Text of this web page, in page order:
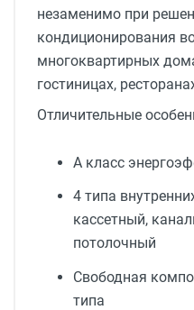
незаменимо при
кондиционирования
многоквартирных
гостиницах,
Отличительные
А класс
4 типа
кассетный,
потолочный
Свободная
типа